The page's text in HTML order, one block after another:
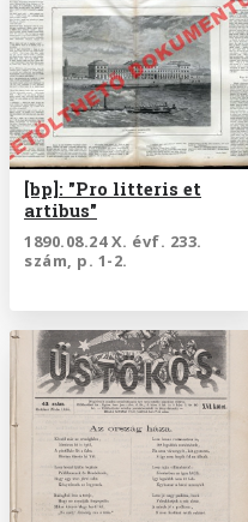
[bp]: "Pro litteris et
artibus"
1890.08.24 X. évf. 233.
szám, p. 1-2.